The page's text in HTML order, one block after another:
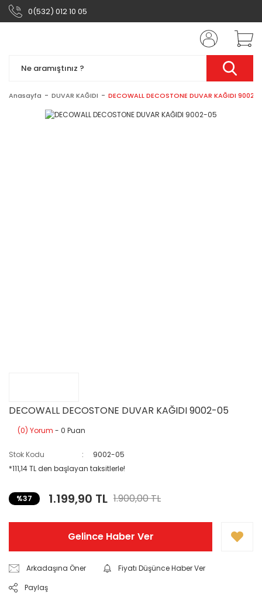
0(532) 012 10 05
Anasayfa DUVAR KAĞIDI DECOWALL DECOSTONE DUVAR KAĞIDI 9002-
DECOWALL DECOSTONE DUVAR KAĞIDI 9002-05
(0) Yorum - 0 Puan
Stok Kodu
9002-05
*111,14 TL den başlayan taksitlerle!
%37 1.199,90 TL 1.900,00 TL
Gelince Haber Ver
Arkadaşına Öner
Fiyatı Düşünce Haber Ver
Paylaş